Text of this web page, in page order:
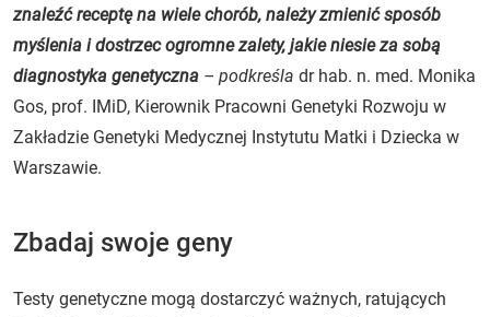
znaleźć receptę na wiele chorób, należy zmienić sposób
myślenia i dostrzec ogromne zalety, jakie niesie za sobą
diagnostyka genetyczna – podkreśla dr hab. n. med. Monika
Gos, prof. IMiD, Kierownik Pracowni Genetyki Rozwoju w
Zakładzie Genetyki Medycznej Instytutu Matki i Dziecka w
Warszawie.
Zbadaj swoje geny
Testy genetyczne mogą dostarczyć ważnych, ratujących